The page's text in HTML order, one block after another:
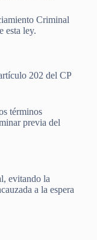
Criminal
esta ley.
202 del CP
términos
previa del
evitando la
a la espera